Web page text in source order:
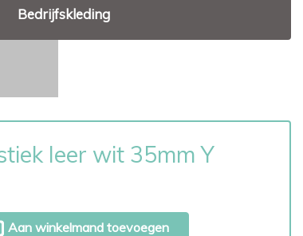
Bedrijfskleding
leer wit 35mm Y
Aan winkelmand toevoegen